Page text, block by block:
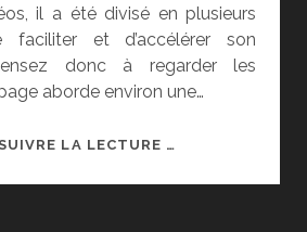
il a été divisé en plusieurs
et d’accélérer son
donc à regarder les
aborde environ une…
LA LECTURE …